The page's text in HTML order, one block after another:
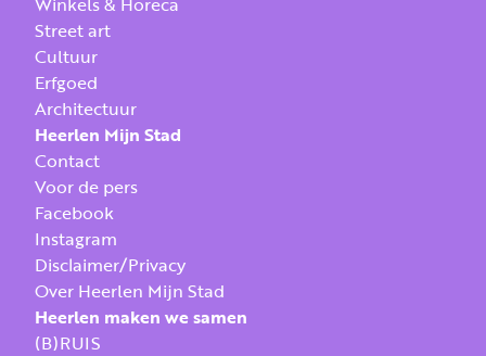
Street art
Cultuur
Erfgoed
Architectuur
Heerlen Mijn Stad
Contact
Voor de pers
Facebook
Instagram
Disclaimer/Privacy
Over Heerlen Mijn Stad
Heerlen maken we samen
(B)RUIS